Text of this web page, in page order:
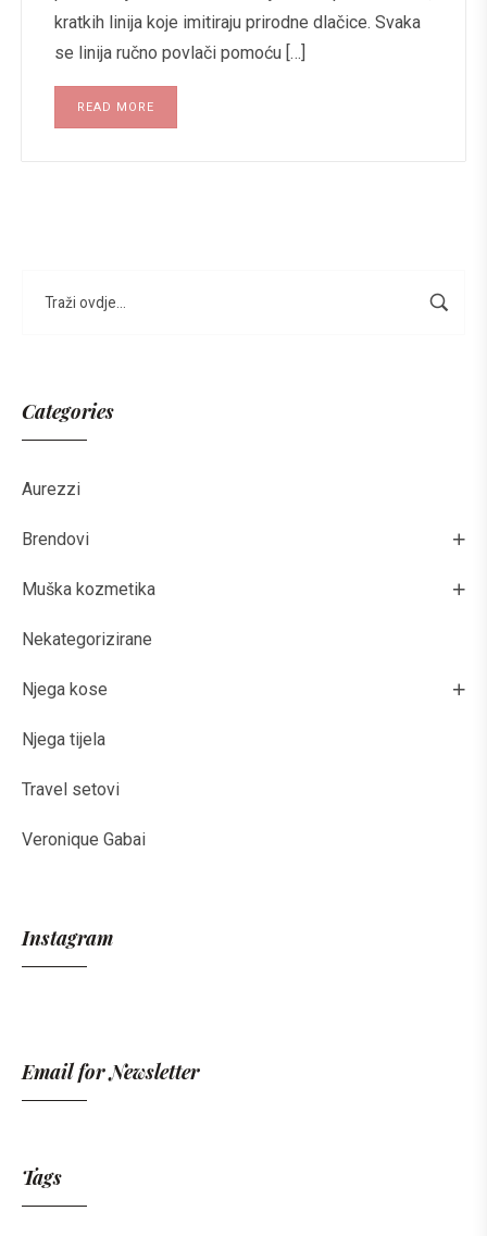
Categories
Aurezzi
Brendovi
Muška kozmetika
Nekategorizirane
Njega kose
Njega tijela
Travel setovi
Veronique Gabai
Instagram
Email for Newsletter
Tags
kratkih linija koje imitiraju prirodne dlačice. Svaka
se linija ručno povlači pomoću […]
READ MORE